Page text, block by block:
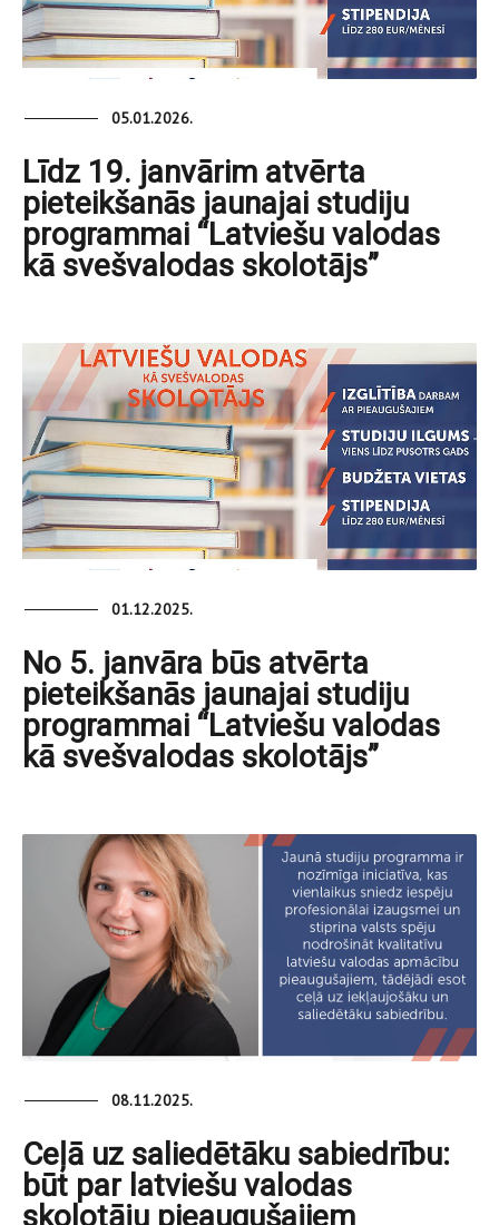
05.01.2026.
Līdz 19. janvārim atvērta
pieteikšanās jaunajai studiju
programmai “Latviešu valodas
kā svešvalodas skolotājs”
01.12.2025.
No 5. janvāra būs atvērta
pieteikšanās jaunajai studiju
programmai “Latviešu valodas
kā svešvalodas skolotājs”
08.11.2025.
Ceļā uz saliedētāku sabiedrību:
būt par latviešu valodas
skolotāju pieaugušajiem